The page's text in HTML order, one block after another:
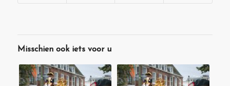
Misschien ook iets voor u